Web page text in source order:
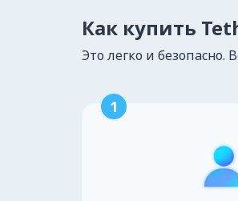
Как купить
Это легко и безопасно.
1